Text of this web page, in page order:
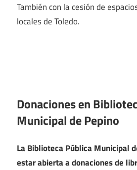
También con la cesión de
locales de Toledo.
Donaciones en
Municipal de Pepino
La Biblioteca Pública Municipal
estar abierta a donaciones de